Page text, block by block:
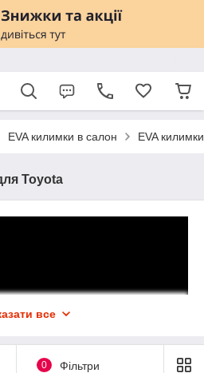
EVA килимки в салон EVA
Toyota
все
0 Фільтри